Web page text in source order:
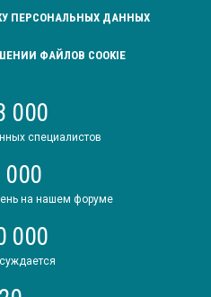
ПЕРСОНАЛЬНЫХ ДАННЫХ
ФАЙЛОВ COOKIE
000
специалистов
000
на нашем форуме
000